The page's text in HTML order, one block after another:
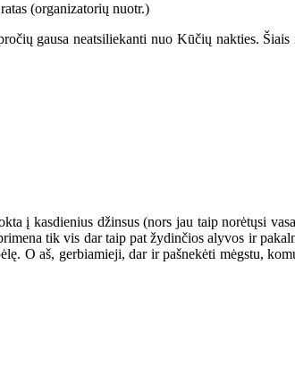
gausa neatsiliekanti nuo Kūčių nakties.
į kasdienius džinsus (nors jau taip norėtųsi
tik vis dar taip pat žydinčios alyvos ir
O aš, gerbiamieji, dar ir pašnekėti mėgstu,